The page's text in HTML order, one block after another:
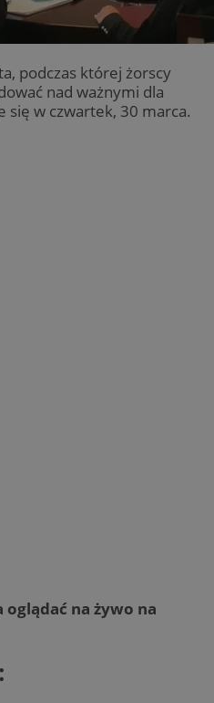
podczas której żorscy
nad ważnymi dla
się w czwartek, 30 marca.
oglądać na żywo na